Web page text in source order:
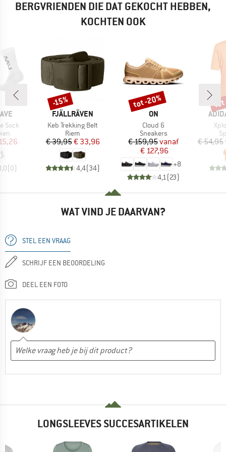
BERGVRIENDEN DIE DAT GEKOCHT HEBBEN,
KOCHTEN OOK
Sock
prijs
(0)
MERK
FJÄLLRÄVEN
Artikel
Keb Trekking Belt
Productgroep
Riem
Prijs
€ 39,95Verlaagde prijs
€ 33,96
4,4(34)
Korting
-15%
MERK
ON
Artikel
Cloud 6
Productgroep
Sneakers
Prijs
€ 159,95Verlaagde prijs
vanaf
€ 127,96
+8
4,1(23)
Korting
tot -20%
€ 54,95
WAT VIND JE DAARVAN?
STEL EEN VRAAG
SCHRIJF EEN BEOORDELING
DEEL EEN FOTO
LONGSLEEVES SUCCESARTIKELEN